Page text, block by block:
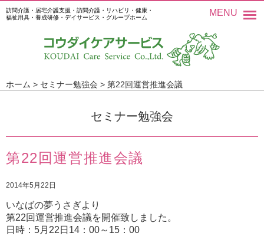
訪問介護・居宅介護支援・訪問介護・リハビリ・健康・
福祉用具・養成研修・デイサービス・グループホーム
MENU
ホーム > セミナー勉強会 > 第22回運営推進会議
セミナー勉強会
第22回運営推進会議
2014年5月22日
いなばの夢うさぎより
第22回運営推進会議を開催致しました。
日時：5月22日 14 ： 00～ 15 ： 00